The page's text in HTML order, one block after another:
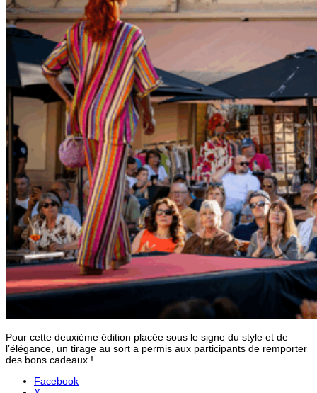
Pour cette deuxième édition placée sous le signe du style et de
l’élégance, un tirage au sort a permis aux participants de remporter
des bons cadeaux !
Facebook